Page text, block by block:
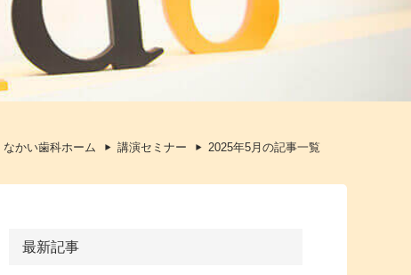
なかい歯科ホーム 講演セミナー 2025年5月の記事一覧
最新記事